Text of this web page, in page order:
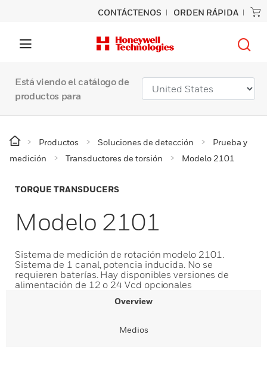
CONTÁCTENOS ORDEN RÁPIDA
Está viendo el catálogo de
productos para
Productos Soluciones de detección
Prueba y
medición
Transductores de torsión Modelo 2101
TORQUE TRANSDUCERS
Modelo 2101
Sistema de medición de rotación modelo 2101.
Sistema de 1 canal, potencia inducida. No se
requieren baterías. Hay disponibles versiones de
alimentación de 12 o 24 Vcd opcionales
Overview
Medios